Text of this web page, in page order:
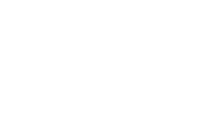
weather in Hessen